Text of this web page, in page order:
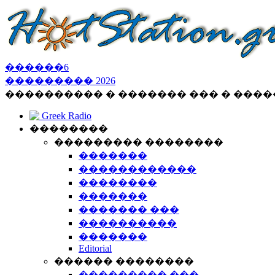
������6
��������� 2026
���������� � ������� ��� �
Greek Radio
��������
��������� ��������
�������
������������
��������
�������
������� ���
����������
�������
Editorial
������ ��������